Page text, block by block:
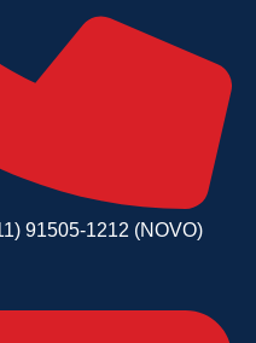
91505-1212 (NOVO)